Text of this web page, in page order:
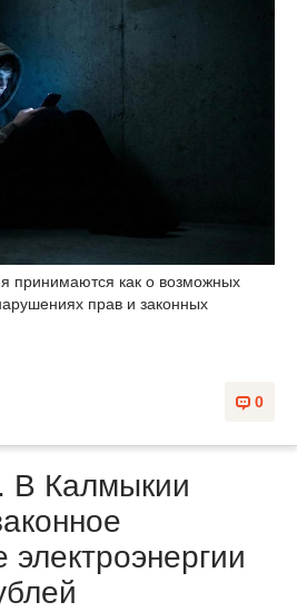
принимаются как о возможных
прав и законных
0
Калмыкии
электроэнергии